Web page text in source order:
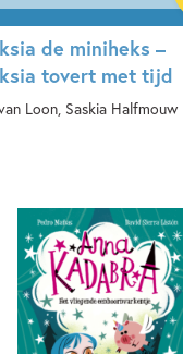
de miniheks –
tovert met tijd
Loon, Saskia Halfmouw